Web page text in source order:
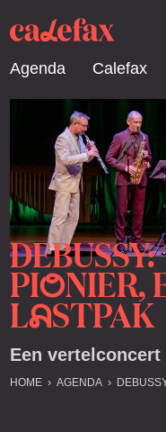
Agenda Calefax
DEBUSSY:
PIONIER,
LASTPAK
Een
HOME AGENDA